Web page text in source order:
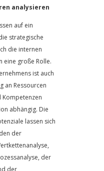
analysieren
auf ein
strategische
die internen
eine große Rolle.
ist auch
an Ressourcen
Kompetenzen
abhängig. Die
lassen sich
der
der
der